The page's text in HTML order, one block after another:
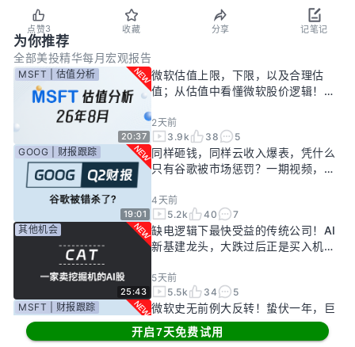
点赞3 收藏 分享 记笔记
为你推荐
全部美投精华每月宏观报告
20:37
MSFT | 估值分析
微软估值上限，下限，以及合理估
值；从估值中看懂微软股价逻辑！
2天前
3.9k
38 5
19:01
GOOG | 财报跟踪
同样砸钱，同样云收入爆表，凭什么
只有谷歌被市场惩罚？一期视频，告
4天前
5.2k
40 7
25:43
其他机会
缺电逻辑下最快受益的传统公司！AI
新基建龙头，大跌过后正是买入机
5天前
5.5k
34
5
MSFT | 财报跟踪
微软史无前例大反转！蛰伏一年，巨
头终于准备好起飞了？
开启7天免费试用